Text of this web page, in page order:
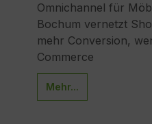
Omnichannel für
Bochum vernetzt
mehr Conversion,
Commerce
Mehr...